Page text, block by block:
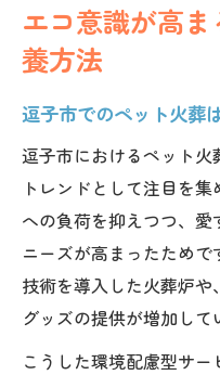
エコ意識が高
養方法
逗子市でのペット火葬
逗子市におけるペット
トレンドとして注目を
への負荷を抑えつつ、
ニーズが高まったため
技術を導入した火葬炉
グッズの提供が増加して
こうした環境配慮型サ